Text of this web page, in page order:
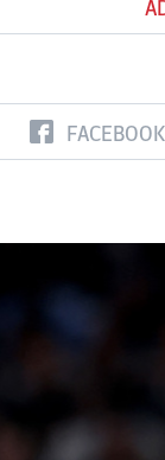
FACEBOOK